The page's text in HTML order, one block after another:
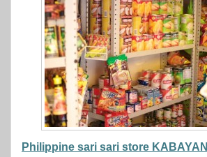
Philippine sari sari store KABAYAN